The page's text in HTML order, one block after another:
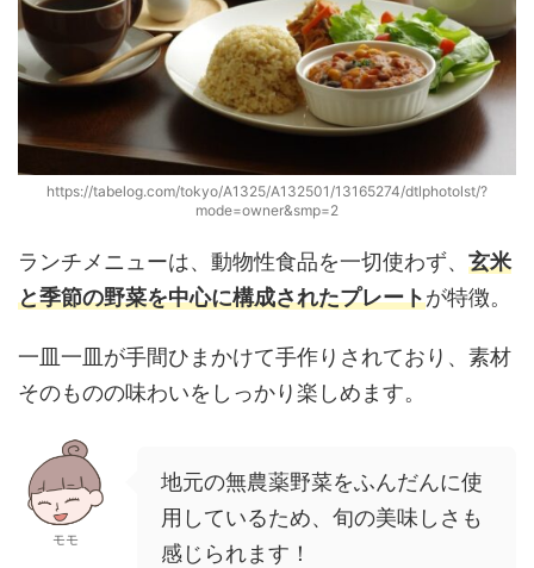
https://tabelog.com/tokyo/A1325/A132501/13165274/dtlphotolst/?
mode=owner&smp=2
ランチメニューは、動物性食品を一切使わず、 玄米
と季節の野菜を中心に構成されたプレートが特徴。
一皿一皿が手間ひまかけて手作りされており、素材
そのものの味わいをしっかり楽しめます。
モモ
地元の無農薬野菜をふんだんに使
用しているため、旬の美味しさも
感じられます！